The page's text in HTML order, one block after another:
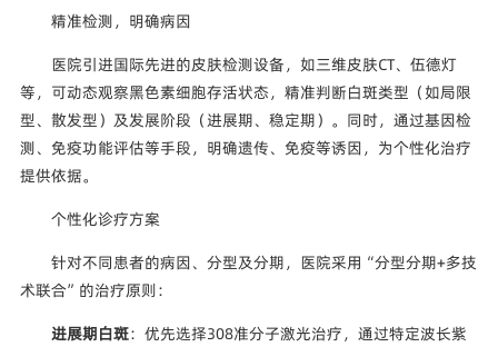
精准检测，明确病因
医院引进国际先进的皮肤检测设备，如三维皮肤CT、伍德灯
等，可动态观察黑色素细胞存活状态，精准判断白斑类型（如局限
型、散发型）及发展阶段（进展期、稳定期）。同时，通过基因检
测、免疫功能评估等手段，明确遗传、免疫等诱因，为个性化治疗
提供依据。
个性化诊疗方案
针对不同患者的病因、分型及分期，医院采用“分型分期+多技
术联合”的治疗原则：
进展期白斑：优先选择308准分子激光治疗，通过特定波长紫